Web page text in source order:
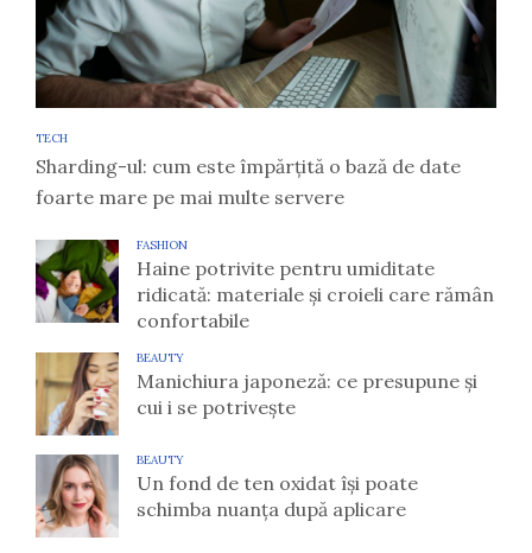
TECH
Sharding-ul: cum este împărțită o bază de date
foarte mare pe mai multe servere
FASHION
Haine potrivite pentru umiditate
ridicată: materiale și croieli care rămân
confortabile
BEAUTY
Manichiura japoneză: ce presupune și
cui i se potrivește
BEAUTY
Un fond de ten oxidat își poate
schimba nuanța după aplicare